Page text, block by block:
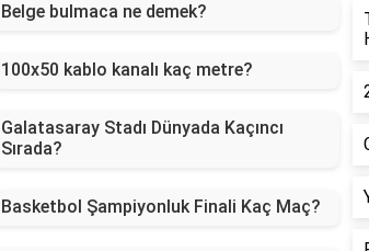
Belge bulmaca ne demek?
100x50 kablo kanalı kaç metre?
Galatasaray Stadı Dünyada Kaçıncı
Sırada?
Basketbol Şampiyonluk Finali Kaç Maç?